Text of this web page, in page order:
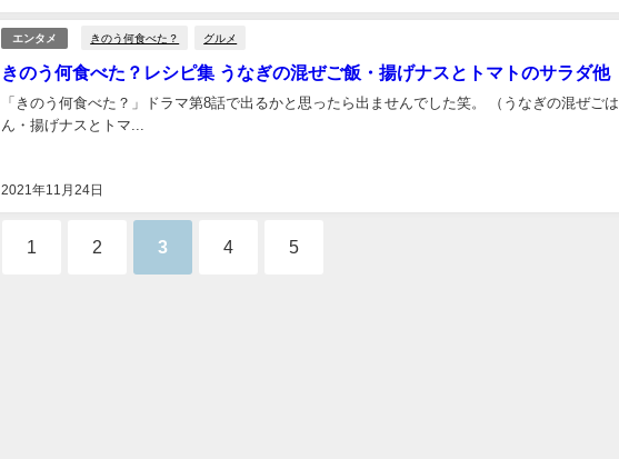
エンタメ きのう何食べた？ グルメ
きのう何食べた？レシピ集 うなぎの混ぜご飯・揚げナスとトマトのサラダ他
2021年11月24日
「きのう何食べた？」ドラマ第8話で出るかと思ったら出ませんでした笑。 （うなぎの混ぜごは
ん・揚げナスとトマ...
1 2 3 4 5